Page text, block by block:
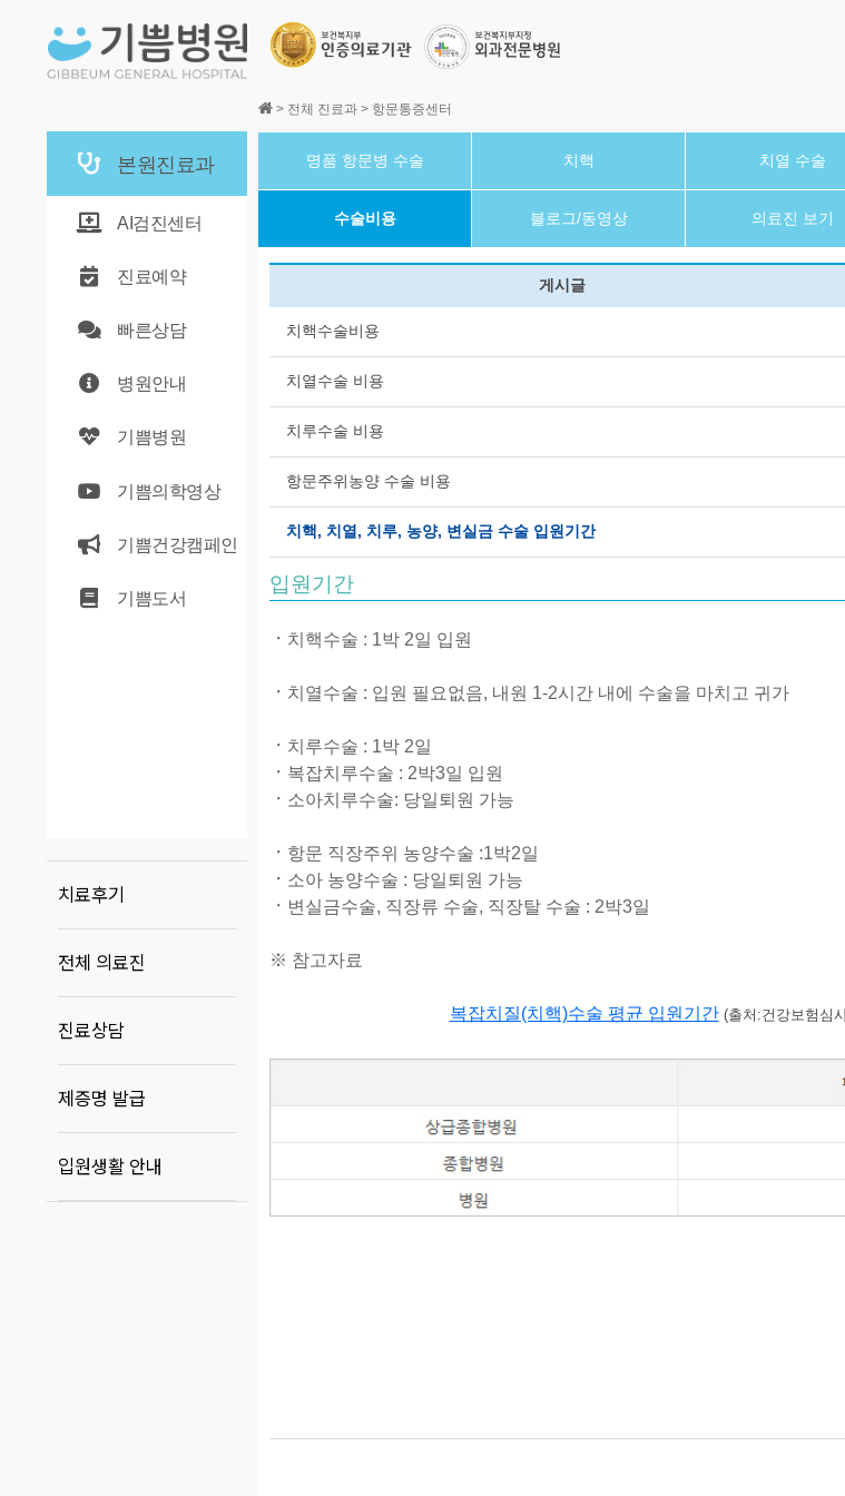
본원진료과
AI검진센터
진료예약
빠른상담
병원안내
기쁨병원
기쁨의학영상
기쁨건강캠페인
기쁨도서
치료후기
전체 의료진
진료상담
제증명 발급
입원생활 안내
> 전체 진료과 > 항문통증센터
명품 항문병 수술 치핵 치열 수술
수술비용 블로그/동영상 의료진 보기
게시글
치핵수술비용
치열수술 비용
치루수술 비용
항문주위농양 수술 비용
치핵, 치열, 치루, 농양, 변실금 수술 입원기간
입원기간
ㆍ 치핵수술 : 1박 2일 입원
ㆍ 치열수술 : 입원 필요없음, 내원 1-2시간 내에 수술을 마치고 귀가
ㆍ 치루수술 : 1박 2일
ㆍ 복잡치루수술 : 2박3일 입원
ㆍ 소아치루수술: 당일퇴원 가능
ㆍ 항문 직장주위 농양수술 :1박2일
ㆍ 소아 농양수술 : 당일퇴원 가능
ㆍ 변실금수술, 직장류 수술, 직장탈 수술 : 2박3일
※ 참고자료
복잡치질(치핵)수술 평균 입원기간 (출처 :건강보험심